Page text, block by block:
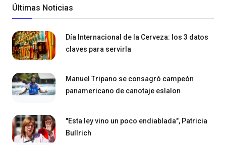
Últimas Noticias
Día Internacional de la Cerveza: los 3 datos
claves para servirla
Manuel Tripano se consagró campeón
panamericano de canotaje eslalon
"Esta ley vino un poco endiablada", Patricia
Bullrich